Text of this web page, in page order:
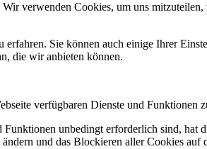
verwenden Cookies, um uns
Sie können auch einige Ihrer
die wir anbieten können.
verfügbaren Dienste und Funktionen
unbedingt erforderlich sind,
und das Blockieren aller Cookies